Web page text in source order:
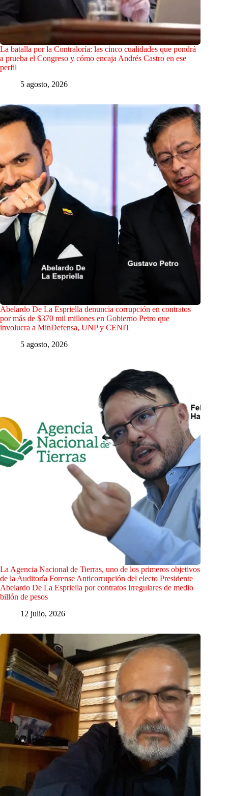
La batalla por la Contraloría: las cinco cualidades que pondrá
a prueba el Congreso y cómo encaja Andrés Castro en ese
perfil
5 agosto, 2026
Abelardo De La Espriella denuncia corrupción en contratos
por más de $370 mil millones en Gobierno Petro que
involucra a MinDefensa, UNP y CENIT
5 agosto, 2026
La Agencia Nacional de Tierras, uno de los primeros objetivos
de la Auditoría Forense Anticorrupción del electo Presidente
Abelardo De La Espriella por contratos irregulares de medio
billón de pesos
12 julio, 2026